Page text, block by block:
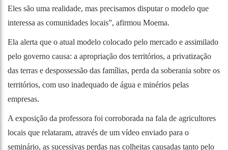
Eles são uma realidade, mas precisamos disputar o modelo que
interessa as comunidades locais”, afirmou Moema.
Ela alerta que o atual modelo colocado pelo mercado e assimilado
pelo governo causa: a apropriação dos territórios, a privatização
das terras e despossessão das famílias, perda da soberania sobre os
territórios, com uso inadequado de água e minérios pelas
empresas.
A exposição da professora foi corroborada na fala de agricultores
locais que relataram, através de um vídeo enviado para o
seminário, as sucessivas perdas nas colheitas causadas tanto pelo